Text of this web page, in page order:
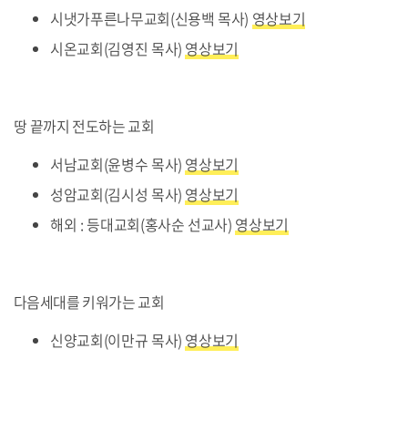
시냇가푸른나무교회(신용백 목사) 영상보기
시온교회(김영진 목사) 영상보기
땅 끝까지 전도하는 교회
서남교회(윤병수 목사) 영상보기
성암교회(김시성 목사) 영상보기
해외 : 등대교회(홍사순 선교사) 영상보기
다음세대를 키워가는 교회
신양교회(이만규 목사) 영상보기